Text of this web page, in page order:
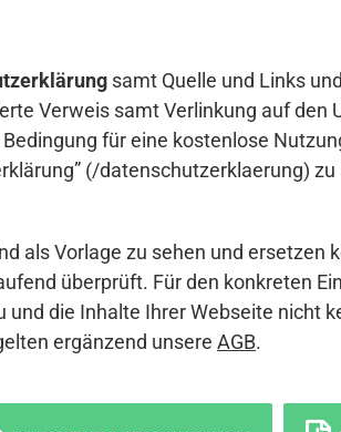
samt Quelle und Links
Verweis samt Verlinkung auf
für eine kostenlose
(/datenschutzerklaerung)
als Vorlage zu sehen und ersetzen
überprüft. Für den konkreten
die Inhalte Ihrer Webseite nicht
ergänzend unsere AGB.